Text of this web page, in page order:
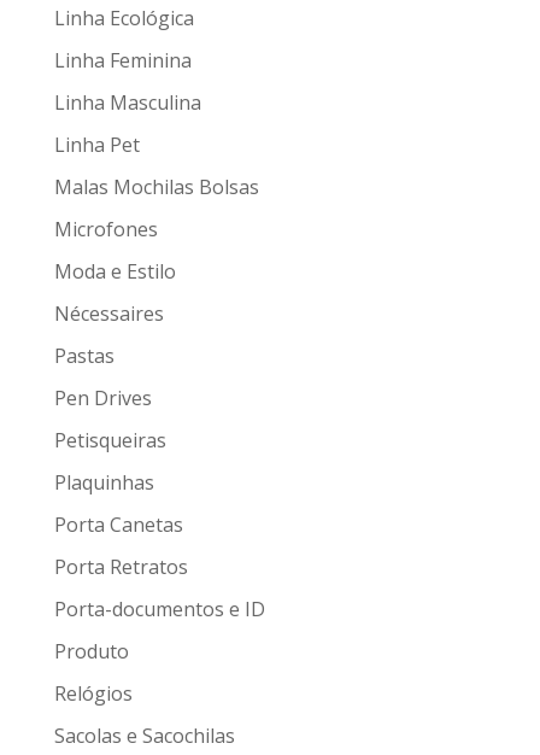
Linha Ecológica
Linha Feminina
Linha Masculina
Linha Pet
Malas Mochilas Bolsas
Microfones
Moda e Estilo
Nécessaires
Pastas
Pen Drives
Petisqueiras
Plaquinhas
Porta Canetas
Porta Retratos
Porta-documentos e ID
Produto
Relógios
Sacolas e Sacochilas